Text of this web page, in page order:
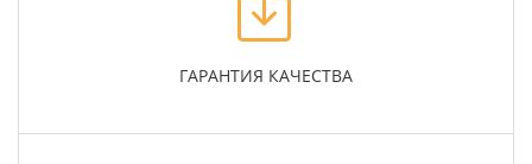
ГАРАНТИЯ КАЧЕСТВА